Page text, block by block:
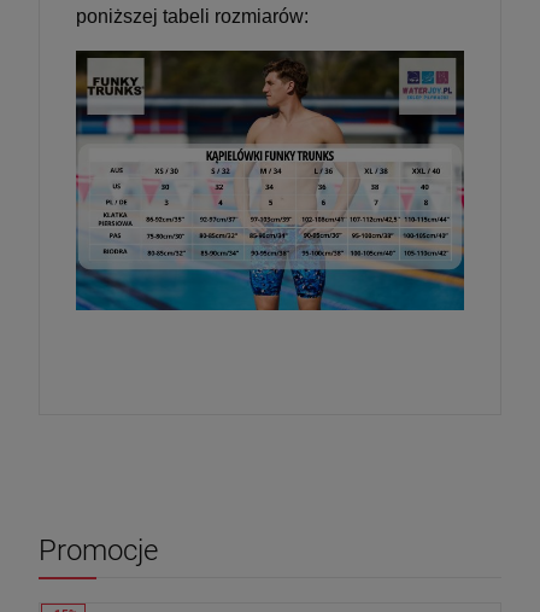
poniższej tabeli rozmiarów:
Promocje